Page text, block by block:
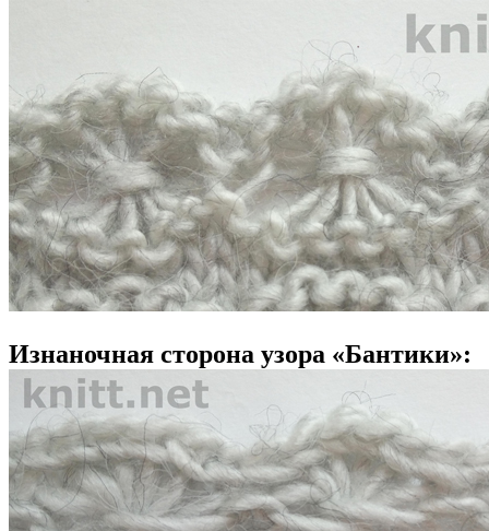
Изнаночная сторона узора «Бантики»: